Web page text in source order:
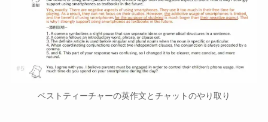
ベストティーチャーの英作文とチャットのやり取り